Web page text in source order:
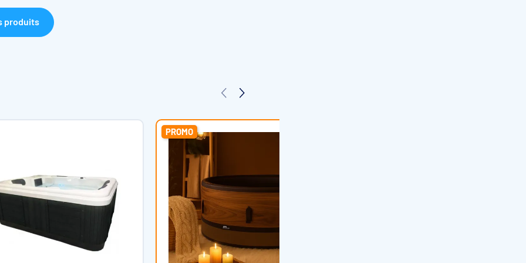
2,2 kW
CMP à cartouche
mousse très haute densité
kg
produits
PROMO